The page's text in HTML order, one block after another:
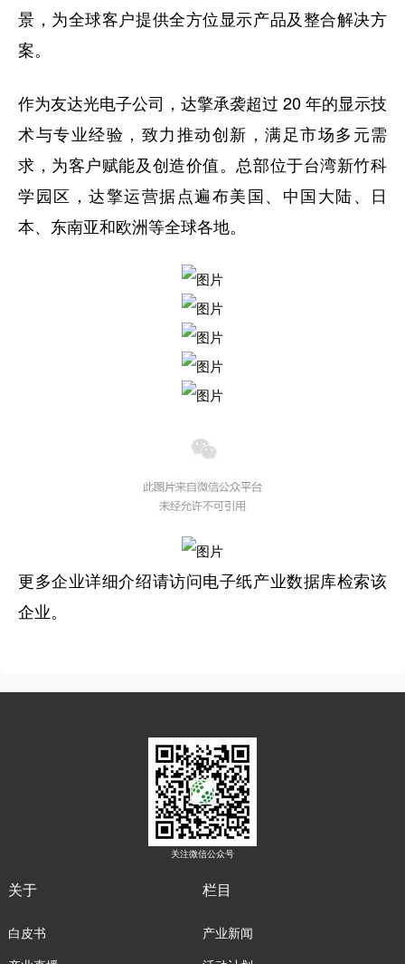
景，为全球客户提供全方位显示产品及整合解决方
案。
作为友达光电子公司，达擎承袭超过 20 年的显示技
术与专业经验，致力推动创新，满足市场多元需
求，为客户赋能及创造价值。总部位于台湾新竹科
学园区，达擎运营据点遍布美国、中国大陆、日
本、东南亚和欧洲等全球各地。
更多企业详细介绍请访问电子纸产业数据库检索该
企业。
关注微信公众号
关于
白皮书
栏目
产业新闻